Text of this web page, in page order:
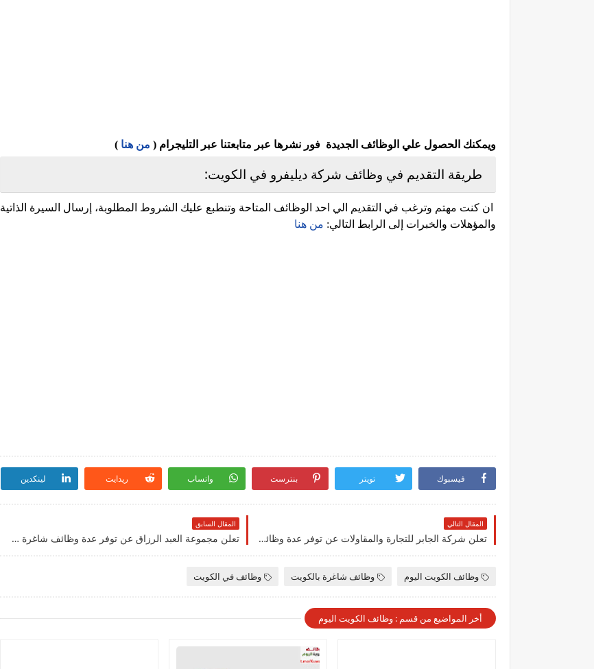
ويمكنك الحصول علي الوظائف الجديدة فور نشرها عبر متابعتنا عبر التليجرام ( من هنا )
طريقة التقديم في وظائف شركة ديليفرو في الكويت:
ان كنت مهتم وترغب في التقديم الي احد الوظائف المتاحة وتنطبع عليك الشروط المطلوبة، إرسال السيرة الذاتية
والمؤهلات والخبرات إلى الرابط التالي: من هنا
فيسبوك تويتر بنترست واتساب ريدايت لينكدين
المقال التالي
تعلن شركة الجابر للتجارة والمقاولات عن توفر عدة وظائف شاغرة جديدة في مختلف التخصصات للجنسيين في الكويت
المقال السابق
تعلن مجموعة العبد الرزاق عن توفر عدة وظائف شاغرة جديدة في مختلف التخصصات للمواطنين والمقيمين بالكويت
وظائف الكويت اليوم وظائف شاغرة بالكويت وظائف في الكويت
أخر المواضيع من قسم : وظائف الكويت اليوم